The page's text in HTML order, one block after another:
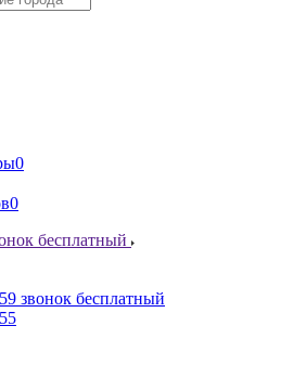
0
0
бесплатный
звонок бесплатный